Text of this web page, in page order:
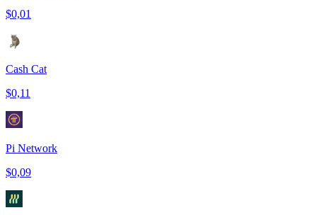
$0,01
Cash Cat
$0,11
Pi Network
$0,09